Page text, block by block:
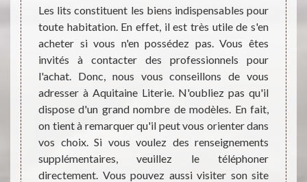
tout
de
son
de
des
Les lits constituent les biens indispensables pour
toute habitation. En effet, il est très utile de s'en
acheter si vous n'en possédez pas. Vous êtes
invités à contacter des professionnels pour
l'achat. Donc, nous vous conseillons de vous
adresser à Aquitaine Literie. N'oubliez pas qu'il
dispose d'un grand nombre de modèles. En fait,
on tient à remarquer qu'il peut vous orienter dans
vos choix. Si vous voulez des renseignements
supplémentaires, veuillez le téléphoner
directement. Vous pouvez aussi visiter son site
s'en
de
bon
Pour